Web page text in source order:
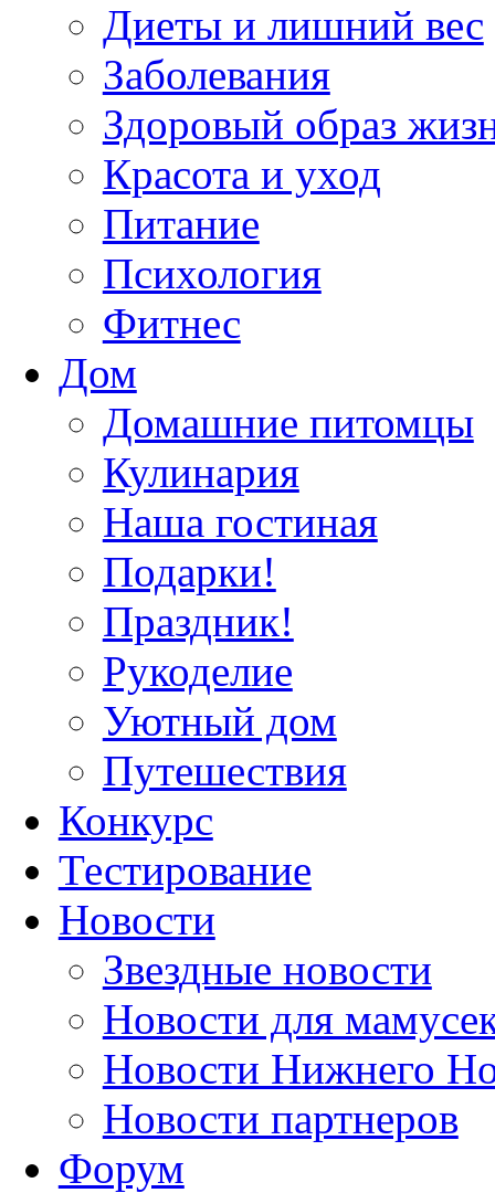
Диеты и лишний вес
Заболевания
Здоровый образ
Красота и уход
Питание
Психология
Фитнес
Дом
Домашние питомцы
Кулинария
Наша гостиная
Подарки!
Праздник!
Рукоделие
Уютный дом
Путешествия
Конкурс
Тестирование
Новости
Звездные новости
Новости для
Новости Нижнего
Новости партнеров
Форум